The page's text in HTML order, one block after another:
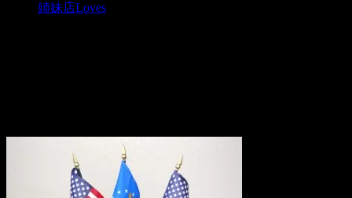
姉妹店Loves